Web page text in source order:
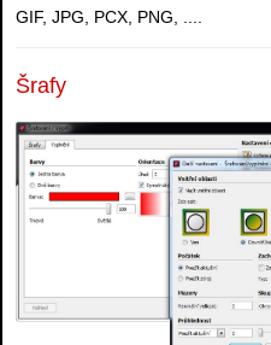
GIF, JPG, PCX, PNG, ....
Šrafy